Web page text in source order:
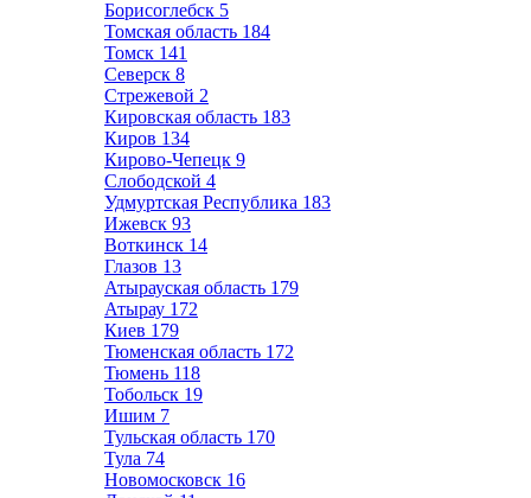
Борисоглебск 5
Томская область 184
Томск 141
Северск 8
Стрежевой 2
Кировская область 183
Киров 134
Кирово-Чепецк 9
Слободской 4
Удмуртская Республика 183
Ижевск 93
Воткинск 14
Глазов 13
Атырауская область 179
Атырау 172
Киев 179
Тюменская область 172
Тюмень 118
Тобольск 19
Ишим 7
Тульская область 170
Тула 74
Новомосковск 16